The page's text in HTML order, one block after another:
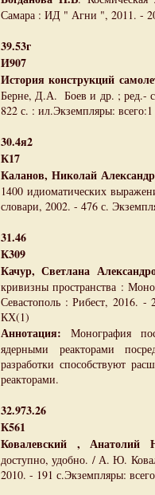
Самара : ИД " Агни ", 2011. -
39.53г
И907
История конструкций
Берне, Д.А. Боев и др. ; ред.-
822 с. : ил.Экземпляры:
30.4я2
К17
Каланов, Николай
1400 идиоматических
словари, 2002. - 476 с.
31.46
К309
Качур, Светлана
кривизны пространства :
Севастополь : Рибест, 2016.
КХ(1)
Аннотация: Монография
ядерными реакторами
разработки способствуют
реакторами.
32.973.26
К561
Ковалевский , Анатолий
доступно, удобно. / А. Ю.
2010. - 191 с.Экземпляры: